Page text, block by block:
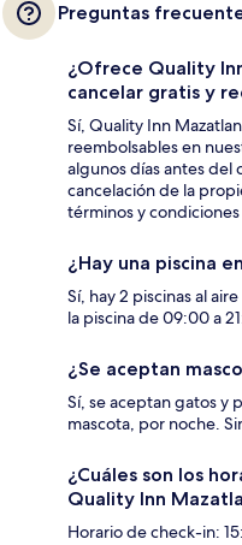
Preguntas
¿Ofrece Quality
cancelar gratis y
Sí, Quality Inn
reembolsables en
algunos días antes del
cancelación de la
términos y
¿Hay una piscina
Sí, hay 2 piscinas al
la piscina de 09:00 a
¿Se aceptan
Sí, se aceptan gatos y
mascota, por noche.
¿Cuáles son los
Quality Inn
Horario de check-in: